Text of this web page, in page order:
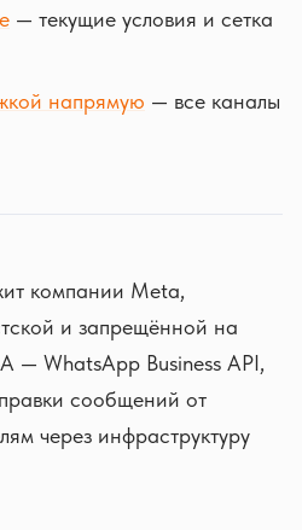
— текущие условия и сетка
напрямую — все каналы
компании Meta,
и запрещённой на
— WhatsApp Business API,
сообщений от
через инфраструктуру